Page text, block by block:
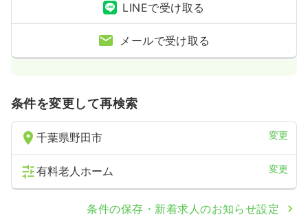
LINEで受け取る
メールで受け取る
条件を変更して再検索
千葉県野田市 変更
有料老人ホーム 変更
条件の保存・新着求人のお知らせ設定